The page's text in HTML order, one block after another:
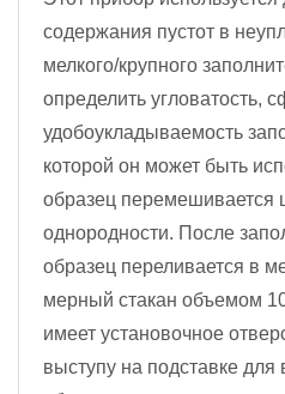
содержания пустот в
мелкого/крупного
определить угловатость,
удобоукладываемость
которой он может быть
образец перемешивается
однородности. После
образец переливается в
мерный стакан объемом
имеет установочное
выступу на подставке для